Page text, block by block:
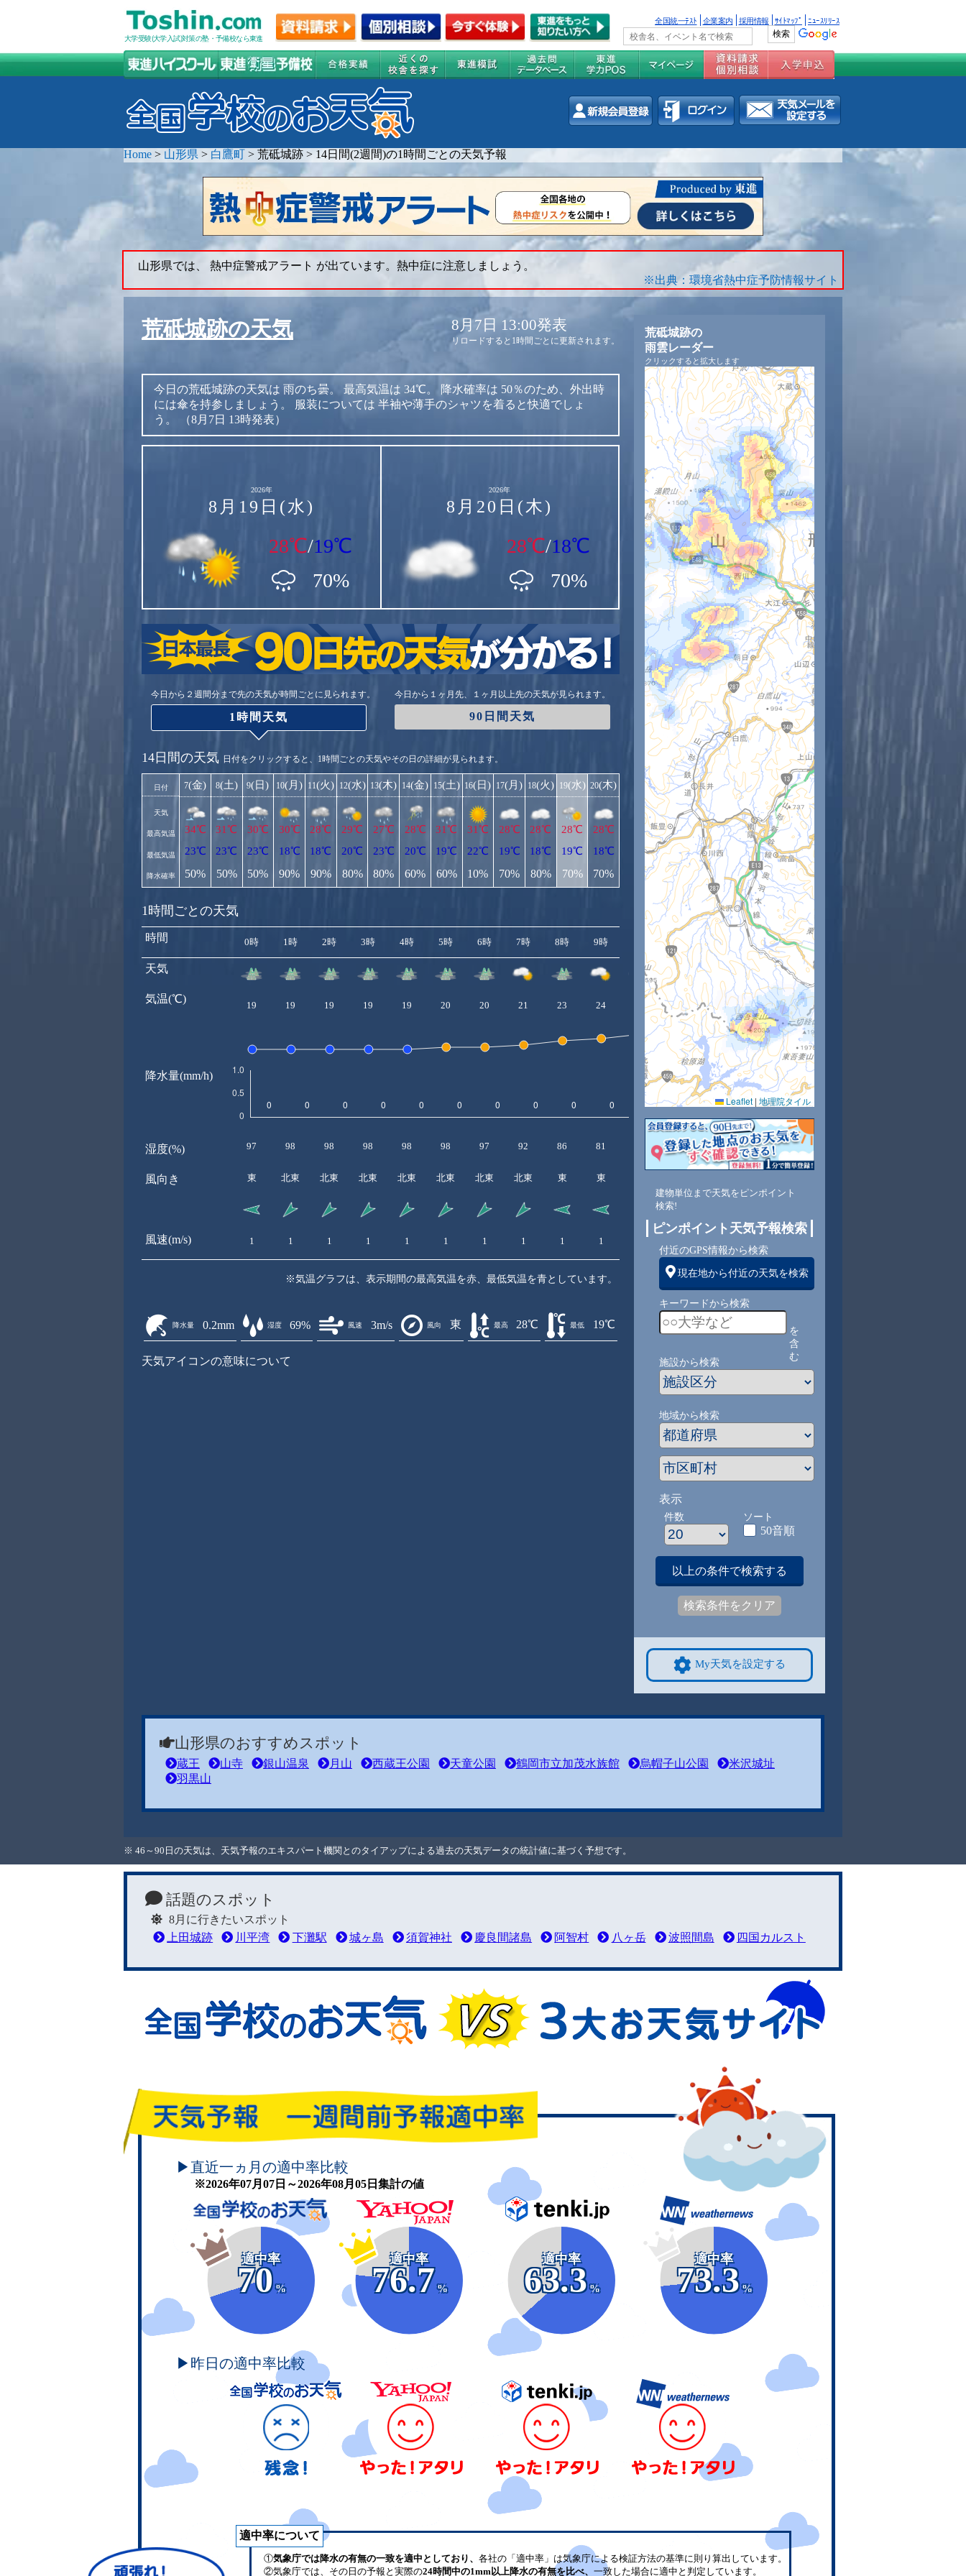
大学受験(大学入試)対策の塾・予備校なら東進
全国統一ﾃｽﾄ 企業案内 採用情報 ｻｲﾄﾏｯﾌﾟ ﾆｭｰｽﾘﾘｰｽ
Home > 山形県 > 白鷹町 > 荒砥城跡 > 14日間(2週間)の1時間ごとの天気予報
山形県では、 熱中症警戒アラート が出ています。熱中症に注意しましょう。
※出典：環境省熱中症予防情報サイト
荒砥城跡の天気 8月7日 13:00発表
リロードすると1時間ごとに更新されます。
今日の荒砥城跡の天気は 雨のち曇。 最高気温は 34℃。 降水確率は 50％のため、外出時
には傘を持参しましょう。
服装については 半袖や薄手のシャツを着ると快適でしょ
う。
（8月7日 13時発表）
2026年
8月19日(水)
28℃/19℃
70%
2026年
8月20日(木)
28℃/18℃
70%
今日から２週間分まで先の天気が時間ごとに見られます。
1時間天気
今日から１ヶ月先、１ヶ月以上先の天気が見られます。
90日間天気
14日間の天気 日付をクリックすると、1時間ごとの天気やその日の詳細が見られます。
日付
天気
最高気温
最低気温
降水確率
7(金)
34℃
23℃
50%
8(土)
31℃
23℃
50%
9(日)
30℃
23℃
50%
10(月)
30℃
18℃
90%
11(火)
28℃
18℃
90%
12(水)
29℃
20℃
80%
13(木)
27℃
23℃
80%
14(金)
28℃
20℃
60%
15(土)
31℃
19℃
60%
16(日)
31℃
22℃
10%
17(月)
28℃
19℃
70%
18(火)
28℃
18℃
80%
19(水)
28℃
19℃
70%
20(木)
28℃
18℃
70%
1時間ごとの天気
時間
天気
気温(℃)
降水量(mm/h)
湿度(%)
風向き
風速(m/s)
0時 1時 2時 3時 4時 5時 6時 7時 8時 9時 11時 12時 13時 14時
19 19 19 19 19 20 20 21 23 24 27 28 28 27
97 98 98 98 98 98 97 92 86 81 69 62 66 69
東 北東 北東 北東 北東 北東 北東 北東 東 東
1 1 1 1 1 1 1 1 1 1
※気温グラフは、表示期間の最高気温を赤、最低気温を青としています。
降水量 0.2mm 湿度 69% 風速 3m/s 風向 東 最高 28℃ 最低 19℃
天気アイコンの意味について
荒砥城跡の
雨雲レーダー
クリックすると拡大します
Leaflet | 地理院タイル
建物単位まで天気をピンポイント
検索!
ピンポイント天気予報検索
付近のGPS情報から検索
現在地から付近の天気を検索
キーワードから検索
を
含
む
施設から検索
地域から検索
表示
件数 ソート
50音順
以上の条件で検索する
検索条件をクリア
My天気を設定する
山形県のおすすめスポット
蔵王 山寺 銀山温泉 月山 西蔵王公園 天童公園 鶴岡市立加茂水族館 烏帽子山公園
米沢城址
羽黒山
※ 46～90日の天気は、天気予報のエキスパート機関とのタイアップによる過去の天気データの統計値に基づく予想です。
話題のスポット
8月に行きたいスポット
上田城跡
川平湾 下灘駅 城ヶ島 須賀神社 慶良間諸島 阿智村 八ヶ岳 波照間島 四国カルスト
頑張れ！学校のお天気
▶直近一ヵ月の適中率比較
※2026年07月07日～2026年08月05日集計の値
適中率
70
%
適中率
76.7
%
適中率
63.3
%
適中率
73.3
%
▶昨日の適中率比較
適中率について
①気象庁では降水の有無の一致を適中としており、 各社の「適中率」は気象庁による検証方法の基準に則り算出しています。
②気象庁では、その日の予報と実際の24時間中の1mm以上降水の有無を比べ、 一致した場合に適中と判定しています。